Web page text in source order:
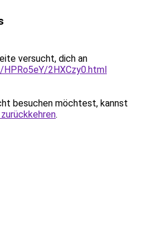
versucht, dich an
2HXCzy0.html
besuchen möchtest, kannst
.